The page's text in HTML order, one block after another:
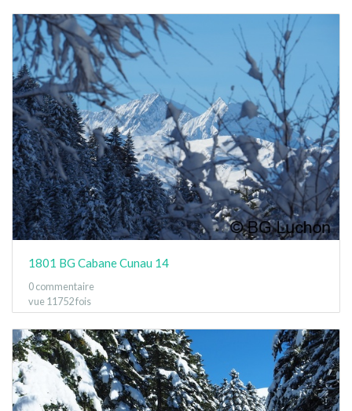
1801 BG Cabane Cunau 14
0 commentaire
vue 11752 fois